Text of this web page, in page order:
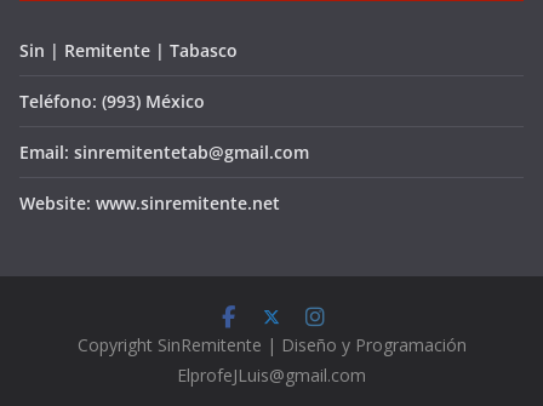
Sin | Remitente | Tabasco
Teléfono: (993) México
Email: sinremitentetab@gmail.com
Website: www.sinremitente.net
Copyright SinRemitente | Diseño y Programación
ElprofeJLuis@gmail.com